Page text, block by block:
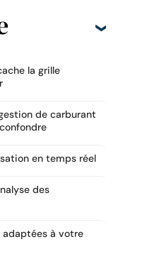
la grille
de carburant
en temps réel
des
à votre